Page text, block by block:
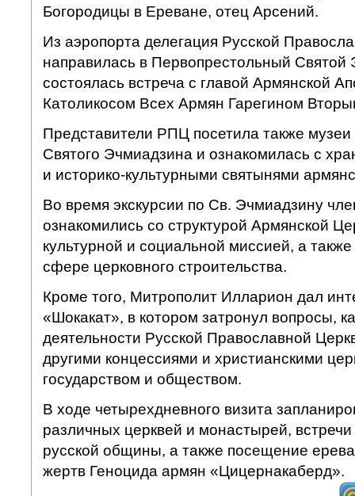
Богородицы в Ереване, отец Арсений.
Из аэропорта делегация Русской
направилась в Первопрестольный Святой
состоялась встреча с главой Армянской
Католикосом Всех Армян Гарегином
Представители РПЦ посетила также
Святого Эчмиадзина и ознакомилась с
и историко-культурными святынями
Во время экскурсии по Св. Эчмиадзину
ознакомились со структурой Армянской
культурной и социальной миссией, а
сфере церковного строительства.
Кроме того, Митрополит Илларион дал
«Шокакат», в котором затронул вопросы,
деятельности Русской Православной
другими концессиями и христианскими
государством и обществом.
В ходе четырехдневного визита
различных церквей и монастырей,
русской общины, а также посещение
жертв Геноцида армян «Цицернакаберд».